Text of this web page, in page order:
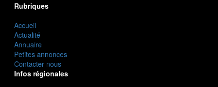
Rubriques
Accueil
Actualité
Annuaire
Petites annonces
Contacter nous
Infos régionales